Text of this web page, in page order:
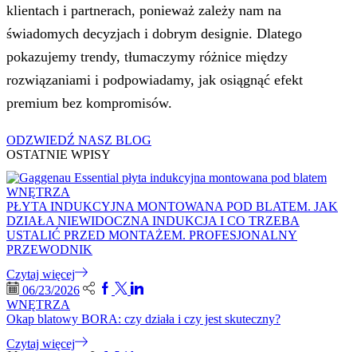
klientach i partnerach, ponieważ zależy nam na
świadomych decyzjach i dobrym designie. Dlatego
pokazujemy trendy, tłumaczymy różnice między
rozwiązaniami i podpowiadamy, jak osiągnąć efekt
premium bez kompromisów.
ODZWIEDŹ NASZ BLOG
OSTATNIE WPISY
WNĘTRZA
PŁYTA INDUKCYJNA MONTOWANA POD BLATEM. JAK
DZIAŁA NIEWIDOCZNA INDUKCJA I CO TRZEBA
USTALIĆ PRZED MONTAŻEM. PROFESJONALNY
PRZEWODNIK
Czytaj więcej
06/23/2026
WNĘTRZA
Okap blatowy BORA: czy działa i czy jest skuteczny?
Czytaj więcej